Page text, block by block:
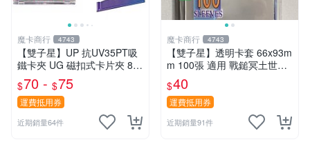
魔卡商行 4743
【雙子星】UP 抗UV35PT吸
鐵卡夾 UG 磁扣式卡片夾 81
575-UV 適用 球員卡 卡磚 摩
天巔峰 蒼空烈流
$70 - $75
運費抵用券
近期銷量64件
魔卡商行 4743
【雙子星】透明卡套 66x93m
m 100張 適用 戰鎚冥土世界
希德塔 卡片 第1層
$40
運費抵用券
近期銷量91件